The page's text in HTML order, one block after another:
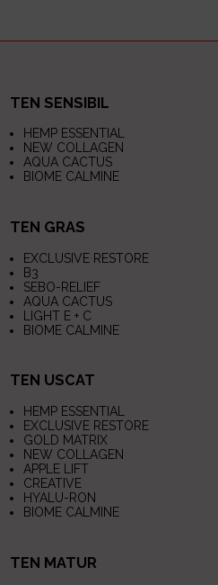
TEN SENSIBIL
HEMP ESSENTIAL
NEW COLLAGEN
AQUA CACTUS
BIOME CALMINE
TEN GRAS
EXCLUSIVE RESTORE
B3
SEBO-RELIEF
AQUA CACTUS
LIGHT E + C
BIOME CALMINE
TEN USCAT
HEMP ESSENTIAL
EXCLUSIVE RESTORE
GOLD MATRIX
NEW COLLAGEN
APPLE LIFT
CREATIVE
HYALU-RON
BIOME CALMINE
TEN MATUR